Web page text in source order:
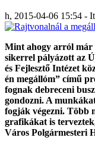
h, 2015-04-06 15:54 -
Mint ahogy arról már
sikerrel pályázott az
és Fejlesztő Intézet
én megállóm” című
fognak debreceni
gondozni. A
fogják végezni. Több
grafikákat is
Város Polgármesteri